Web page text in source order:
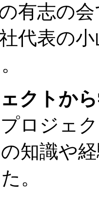
有志の
代表の
ェクトか
ロジェ
知識や
。